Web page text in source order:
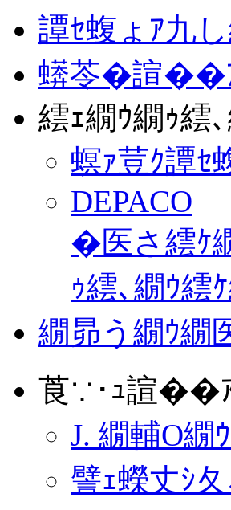
譚ｾ蝮ょｱ九
蠎苓�諠��
繧ｪ繝ｳ繝ｩ繧
螟ｧ荳ｸ譚ｾ
DEPACO
�医さ繧ｹ
ｩ繧､繝ｳ
繝昴う繝ｳ繝
莨∵･ｭ諠��
J. 繝輔Ο繝
譬ｪ蠑丈ｼ